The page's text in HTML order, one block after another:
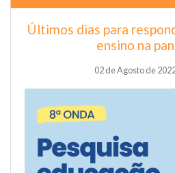
Últimos dias para
ensino na
02 de Agosto de